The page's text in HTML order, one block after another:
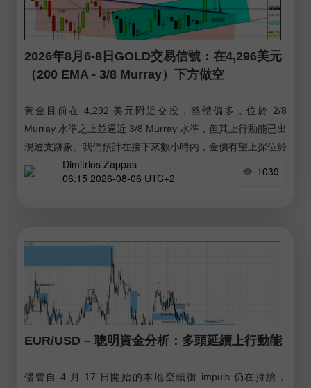
2026年8月6-8日GOLD交易信號：在4,296美元
（200 EMA - 3/8 Murray）下方做空
黃金目前在 4,292 美元附近交投，整體偏多，位於 2/8
Murray 水準之上並逼近 3/8 Murray 水準，但其上行動能已出
現透支跡象。我們預計在接下來數小時內，金價有望上探位於
4,328 美元附近的 200 EMA。
Dimitrios Zappas
06:15 2026-08-06 UTC+2
1039
EUR/USD – 聰明資金分析：多頭延續上行動能
儘管自 4 月 17 日開始的本地空頭衝 impuls 仍在持續，